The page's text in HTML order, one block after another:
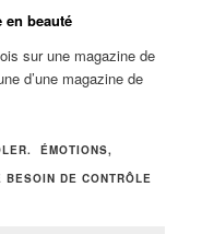
en beauté
sur une magazine de
d’une magazine de
ÉMOTIONS,
DE CONTRÔLE